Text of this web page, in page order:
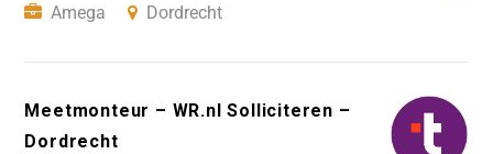
Amega
Dordrecht
Meetmonteur – WR.nl Solliciteren –
Dordrecht